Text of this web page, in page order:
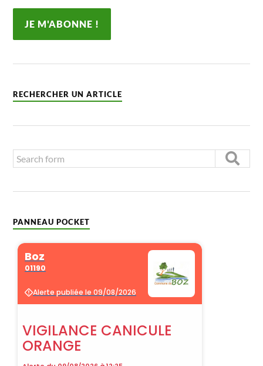
RECHERCHER UN ARTICLE
PANNEAU POCKET